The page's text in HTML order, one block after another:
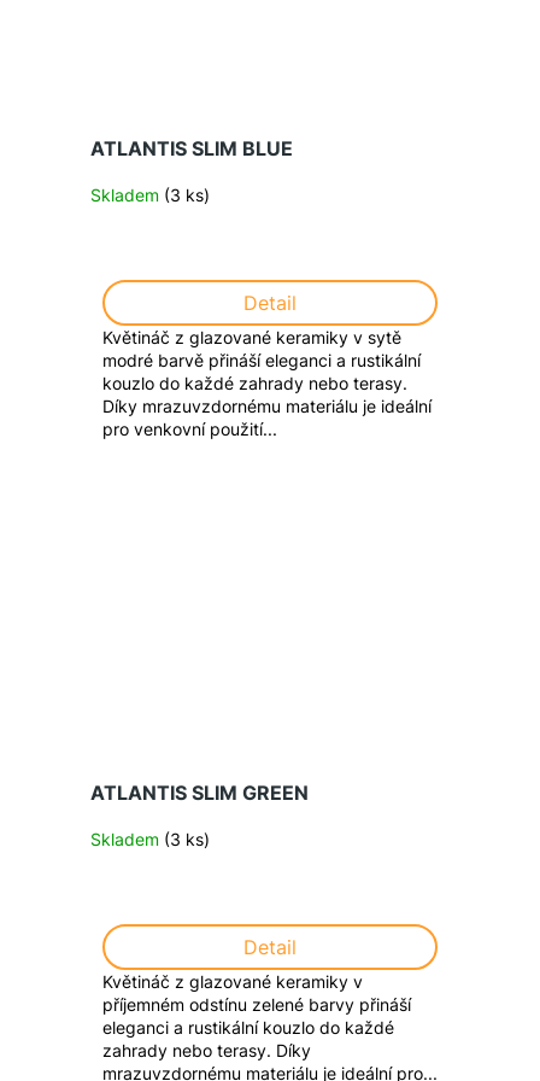
ATLANTIS SLIM BLUE
Skladem (3 ks)
Detail
Květináč z glazované keramiky v sytě
modré barvě přináší eleganci a rustikální
kouzlo do každé zahrady nebo terasy.
Díky mrazuvzdornému materiálu je ideální
pro venkovní použití...
ATLANTIS SLIM GREEN
Skladem (3 ks)
Detail
Květináč z glazované keramiky v
příjemném odstínu zelené barvy přináší
eleganci a rustikální kouzlo do každé
zahrady nebo terasy. Díky
mrazuvzdornému materiálu je ideální pro...